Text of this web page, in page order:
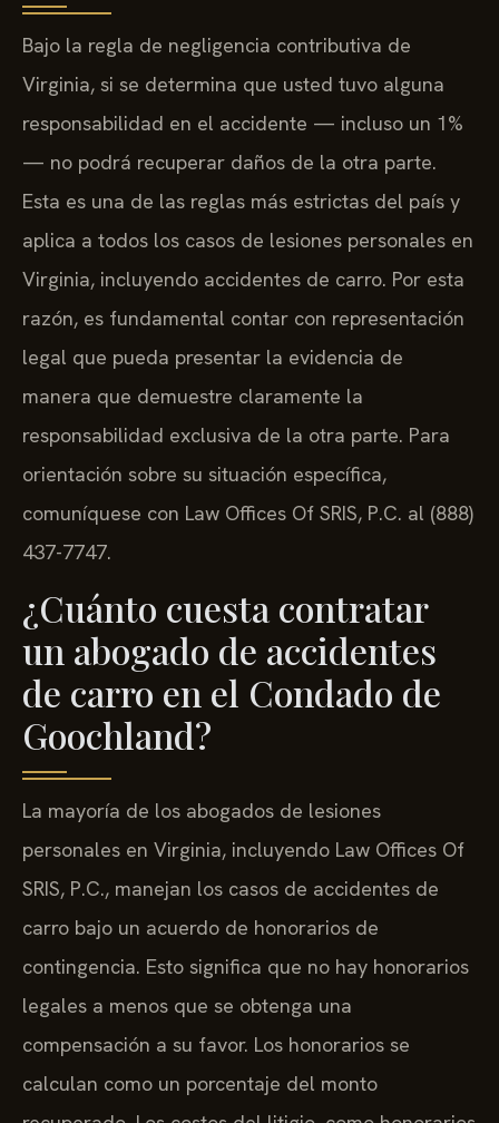
Bajo la regla de negligencia contributiva de
Virginia, si se determina que usted tuvo alguna
responsabilidad en el accidente — incluso un 1%
— no podrá recuperar daños de la otra parte.
Esta es una de las reglas más estrictas del país y
aplica a todos los casos de lesiones personales en
Virginia, incluyendo accidentes de carro. Por esta
razón, es fundamental contar con representación
legal que pueda presentar la evidencia de
manera que demuestre claramente la
responsabilidad exclusiva de la otra parte. Para
orientación sobre su situación específica,
comuníquese con Law Offices Of SRIS, P.C. al (888)
437-7747.
¿Cuánto cuesta contratar
un abogado de accidentes
de carro en el Condado de
Goochland?
La mayoría de los abogados de lesiones
personales en Virginia, incluyendo Law Offices Of
SRIS, P.C., manejan los casos de accidentes de
carro bajo un acuerdo de honorarios de
contingencia. Esto significa que no hay honorarios
legales a menos que se obtenga una
compensación a su favor. Los honorarios se
calculan como un porcentaje del monto